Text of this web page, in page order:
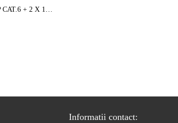
CABLU FTP CAT.6 + 2 X 1.5 MM2 ( LITAT ) CU SUFA
Informatii contact: